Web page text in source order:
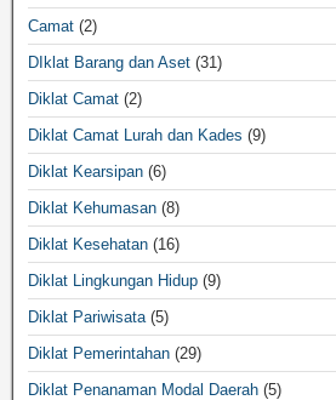
Camat (2)
DIklat Barang dan Aset (31)
Diklat Camat (2)
Diklat Camat Lurah dan Kades (9)
Diklat Kearsipan (6)
Diklat Kehumasan (8)
Diklat Kesehatan (16)
Diklat Lingkungan Hidup (9)
Diklat Pariwisata (5)
Diklat Pemerintahan (29)
Diklat Penanaman Modal Daerah (5)